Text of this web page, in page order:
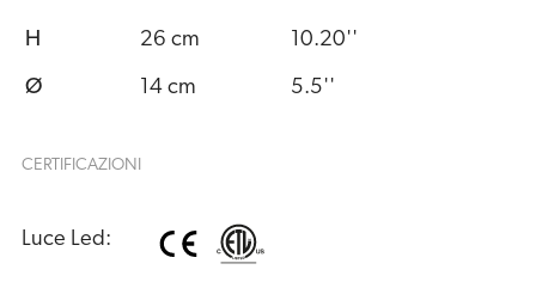
H 26 cm 10.20''
Ø 14 cm 5.5''
CERTIFICAZIONI
Luce Led: